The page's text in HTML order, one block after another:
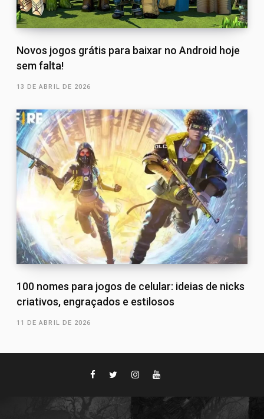
Novos jogos grátis para baixar no Android hoje
sem falta!
13 DE ABRIL DE 2026
100 nomes para jogos de celular: ideias de nicks
criativos, engraçados e estilosos
11 DE ABRIL DE 2026